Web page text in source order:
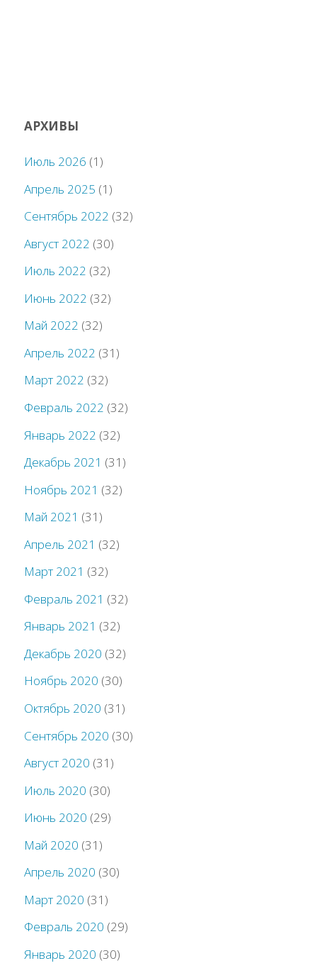
АРХИВЫ
Июль 2026 (1)
Апрель 2025 (1)
Сентябрь 2022 (32)
Август 2022 (30)
Июль 2022 (32)
Июнь 2022 (32)
Май 2022 (32)
Апрель 2022 (31)
Март 2022 (32)
Февраль 2022 (32)
Январь 2022 (32)
Декабрь 2021 (31)
Ноябрь 2021 (32)
Май 2021 (31)
Апрель 2021 (32)
Март 2021 (32)
Февраль 2021 (32)
Январь 2021 (32)
Декабрь 2020 (32)
Ноябрь 2020 (30)
Октябрь 2020 (31)
Сентябрь 2020 (30)
Август 2020 (31)
Июль 2020 (30)
Июнь 2020 (29)
Май 2020 (31)
Апрель 2020 (30)
Март 2020 (31)
Февраль 2020 (29)
Январь 2020 (30)